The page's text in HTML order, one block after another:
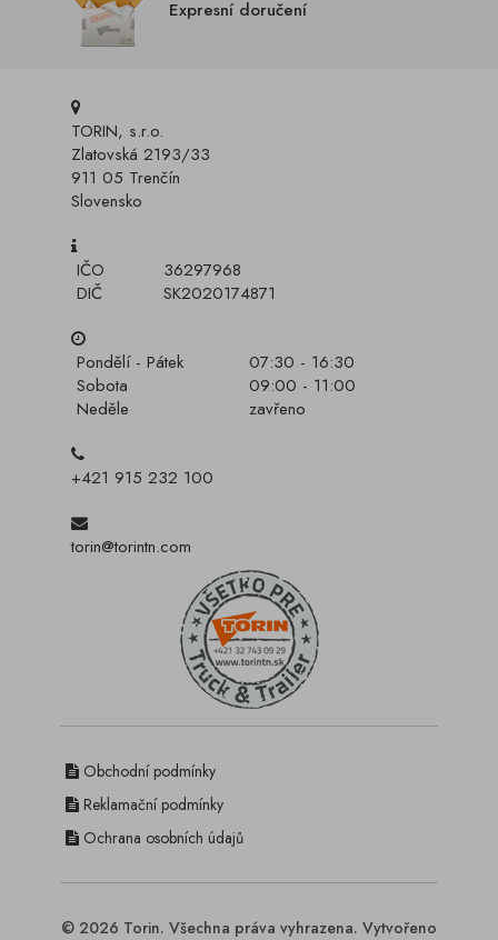
Expresní doručení
TORIN, s.r.o.
Zlatovská 2193/33
911 05 Trenčín
Slovensko
IČO
36297968
DIČ
SK2020174871
Pondělí - Pátek
07:30 - 16:30
Sobota
09:00 - 11:00
Neděle
zavřeno
+421 915 232 100
torin@torintn.com
Obchodní podmínky
Reklamační podmínky
Ochrana osobních údajů
© 2026 Torin. Všechna práva vyhrazena. Vytvořeno